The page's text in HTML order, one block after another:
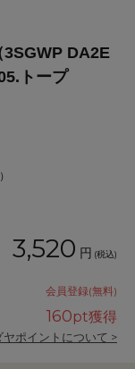
DA2E
トープ
3,520 円 (税込)
会員登録(無料)
160pt獲得
ヤポイントについて >